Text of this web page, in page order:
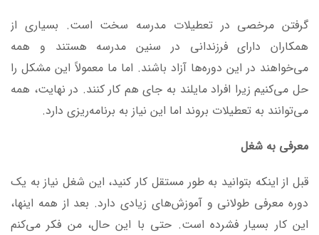
گرفتن مرخصی در تعطیلات مدرسه سخت است. بسیاری از
همکاران دارای فرزندانی در سنین مدرسه هستند و همه
می‌خواهند در این دوره‌ها آزاد باشند. اما ما معمولاً این مشکل را
حل می‌کنیم زیرا افراد مایلند به جای هم کار کنند. در نهایت، همه
می‌توانند به تعطیلات بروند اما این نیاز به برنامه‌ریزی دارد.
معرفی به شغل
قبل از اینکه بتوانید به طور مستقل کار کنید، این شغل نیاز به یک
دوره معرفی طولانی و آموزش‌های زیادی دارد. بعد از همه اینها،
این کار بسیار فشرده است. حتی با این حال، من فکر می‌کنم